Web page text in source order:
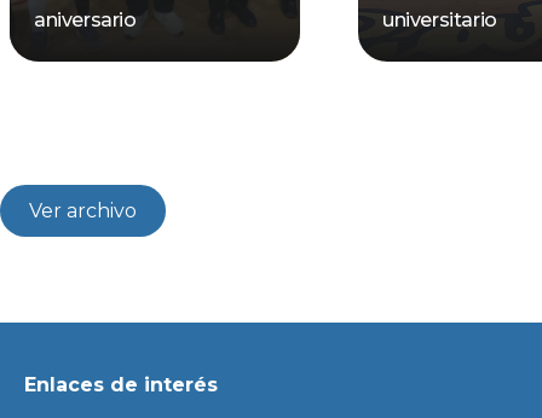
aniversario
universitario
Ver archivo
Enlaces de interés